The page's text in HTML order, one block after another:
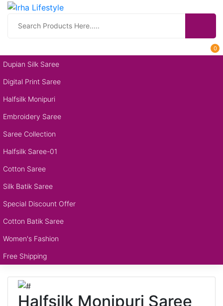
0
Dupian Silk Saree
Digital Print Saree
Halfsilk Monipuri
Embroidery Saree
Saree Collection
Halfsilk Saree-01
Cotton Saree
Silk Batik Saree
Special Discount Offer
Cotton Batik Saree
Women's Fashion
Free Shipping
Halfsilk Monipuri Saree